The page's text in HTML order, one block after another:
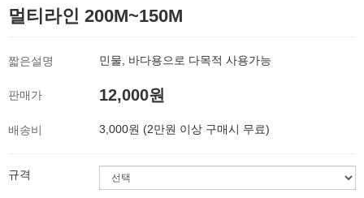
멀티라인 200M~150M
짧은설명 민물, 바다용으로 다목적 사용가능
판매가 12,000원
배송비 3,000원 (2만원 이상 구매시 무료)
규격